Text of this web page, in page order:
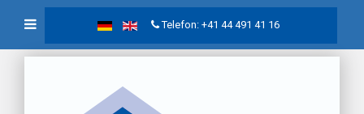
Telefon: +41 44 491 41 16